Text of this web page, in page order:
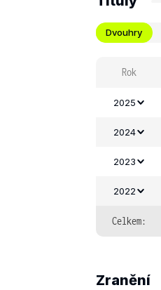
Dvouhry
Rok
2025
2024
2023
2022
Celkem:
Zranění